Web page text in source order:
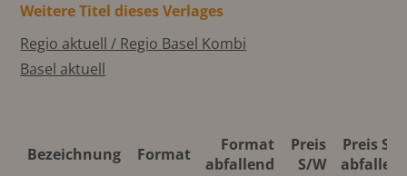
Weitere Titel dieses Verlages
Regio aktuell / Regio Basel Kombi
Basel aktuell
Bezeichnung Format
Format
abfallend
Preis
S/W
Preis S/